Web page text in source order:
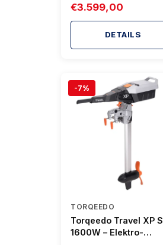
€3.599,00
DETAILS
-7%
TORQEEDO
Torqeedo Travel XP S
1600W – Elektro-